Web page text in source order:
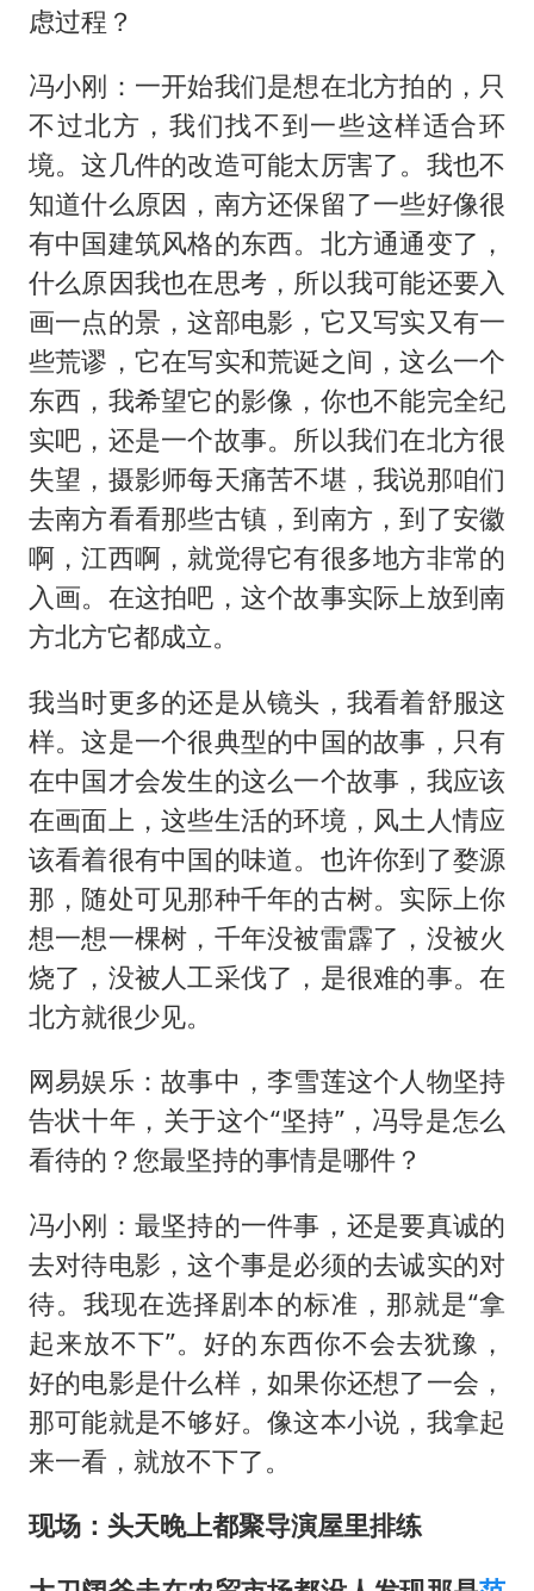
虑过程？
冯小刚：一开始我们是想在北方拍的，只
不过北方，我们找不到一些这样适合环
境。这几件的改造可能太厉害了。我也不
知道什么原因，南方还保留了一些好像很
有中国建筑风格的东西。北方通通变了，
什么原因我也在思考，所以我可能还要入
画一点的景，这部电影，它又写实又有一
些荒谬，它在写实和荒诞之间，这么一个
东西，我希望它的影像，你也不能完全纪
实吧，还是一个故事。所以我们在北方很
失望，摄影师每天痛苦不堪，我说那咱们
去南方看看那些古镇，到南方，到了安徽
啊，江西啊，就觉得它有很多地方非常的
入画。在这拍吧，这个故事实际上放到南
方北方它都成立。
我当时更多的还是从镜头，我看着舒服这
样。这是一个很典型的中国的故事，只有
在中国才会发生的这么一个故事，我应该
在画面上，这些生活的环境，风土人情应
该看着很有中国的味道。也许你到了婺源
那，随处可见那种千年的古树。实际上你
想一想一棵树，千年没被雷霹了，没被火
烧了，没被人工采伐了，是很难的事。在
北方就很少见。
网易娱乐：故事中，李雪莲这个人物坚持
告状十年，关于这个“坚持”，冯导是怎么
看待的？您最坚持的事情是哪件？
冯小刚：最坚持的一件事，还是要真诚的
去对待电影，这个事是必须的去诚实的对
待。我现在选择剧本的标准，那就是“拿
起来放不下”。好的东西你不会去犹豫，
好的电影是什么样，如果你还想了一会，
那可能就是不够好。像这本小说，我拿起
来一看，就放不下了。
现场：头天晚上都聚导演屋里排练